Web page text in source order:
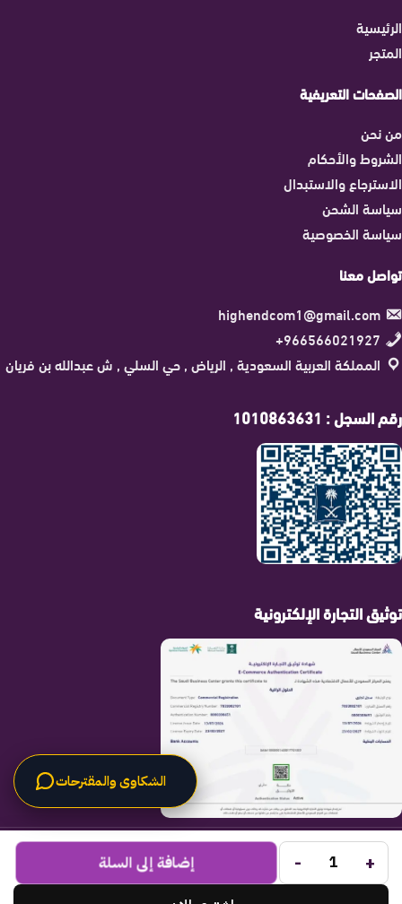
الرئيسية
المتجر
الصفحات التعريفية
من نحن
الشروط والأحكام
الاسترجاع والاستبدال
سياسة الشحن
سياسة الخصوصية
تواصل معنا
highendcom1@gmail.com
966566021927+
المملكة العربية السعودية , الرياض , حي السلي , ش عبدالله بن فريان
رقم السجل : 1010863631
توثيق التجارة الإلكترونية
جميع الحقوق محفوظة لـالحلول الراقية© 2025.
تم التطوير بواسطةCode Times
. +
- إضافة إلى السلة
الشكاوى والمقترحات